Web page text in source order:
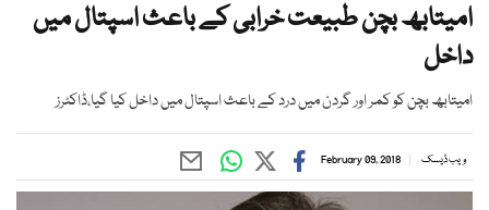
امیتابھ بچن طبیعت خرابی کے باعث اسپتال میں
داخل
امیتابھ بچن کو کمر اور گردن میں درد کے باعث اسپتال میں داخل کیا گیا،ڈاکٹرز
ویب ڈیسک February 09, 2018